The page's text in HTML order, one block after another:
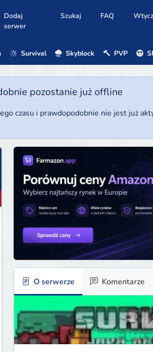
Dodaj
serwer
Szukaj FAQ
Survival Skyblock PVP
pozostanie już offline
czasu i prawdopodobnie nie jest już
O serwerze Komentarze